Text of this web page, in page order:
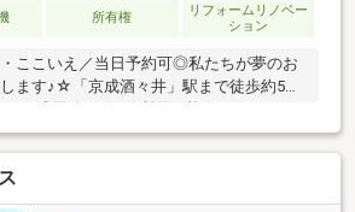
所有権
リフォームリノベー
ション
ここいえ／当日予約可◎私たちが夢のお
ます♪☆「京成酒々井」駅まで徒歩約5分
新品交換☆月々のお支払い、管理費・修
で約7万円！賃貸家賃より安く済ませら
開物件多数♪HP毎日更新中です！
www.cocosumo-